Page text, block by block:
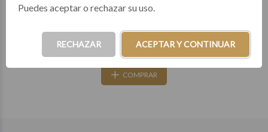
COMPRAR
Puedes aceptar o rechazar su uso.
RECHAZAR ACEPTAR Y CONTINUAR